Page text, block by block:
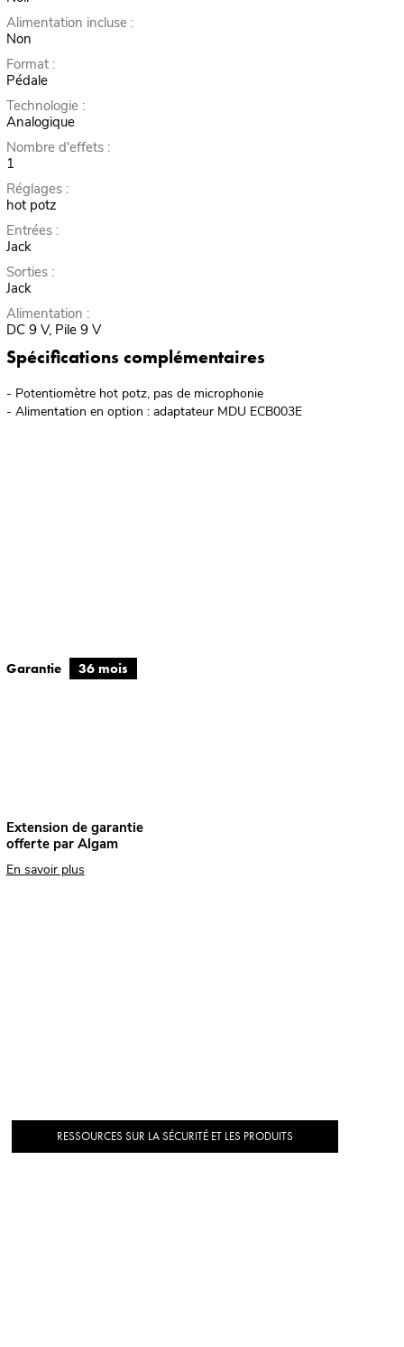
Alimentation incluse :
Non
Format :
Pédale
Technologie :
Analogique
Nombre d'effets :
1
Réglages :
hot potz
Entrées :
Jack
Sorties :
Jack
Alimentation :
DC 9 V, Pile 9 V
Spécifications complémentaires
- Potentiomètre hot potz, pas de microphonie
- Alimentation en option : adaptateur MDU ECB003E
Garantie 36 mois
Extension de garantie
offerte par Algam
En savoir plus
RESSOURCES SUR LA SÉCURITÉ ET LES PRODUITS